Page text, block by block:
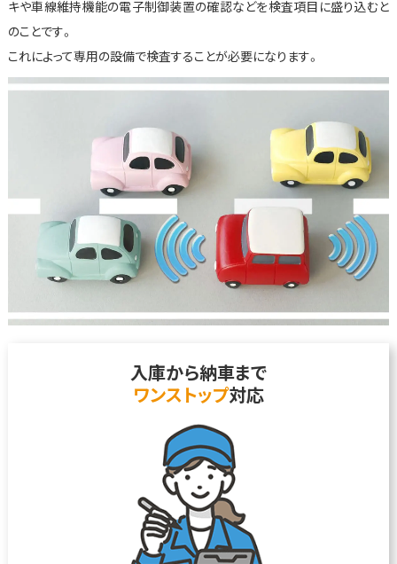
キや車線維持機能の電子制御装置の確認などを検査項目に盛り込むと
のことです。
これによって専用の設備で検査することが必要になります。
入庫から納車まで
ワンストップ対応